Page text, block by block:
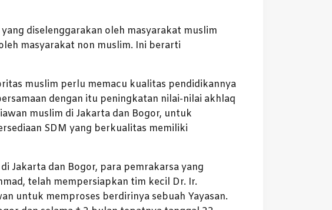
diselenggarakan oleh masyarakat muslim
masyarakat non muslim. Ini berarti
muslim perlu memacu kualitas pendidikannya
dengan itu peningkatan nilai-nilai akhlaq
muslim di Jakarta dan Bogor, untuk
SDM yang berkualitas memiliki
Jakarta dan Bogor, para pemrakarsa yang
telah mempersiapkan tim kecil Dr. Ir.
untuk memproses berdirinya sebuah Yayasan.